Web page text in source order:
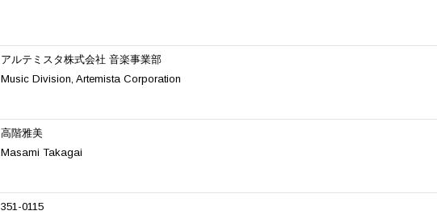
アルテミスタ株式会社 音楽事業部
Music Division, Artemista Corporation
高階雅美
Masami Takagai
351-0115